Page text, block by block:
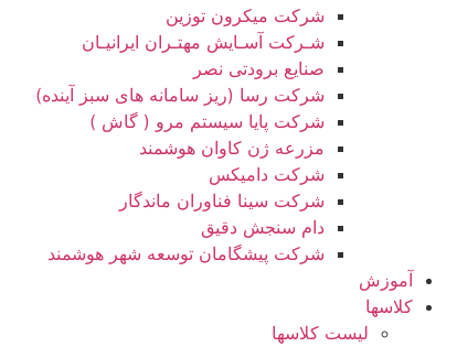
شرکت میکرون توزین
شـرکت آسـایش مهتـران ایرانیـان
صنایع برودتی نصر
شرکت رسا (ریز سامانه های سبز آینده)
شرکت پایا سیستم مرو ( گاش )
مزرعه ژن کاوان هوشمند
شرکت دامیکس
شرکت سینا فناوران ماندگار
دام سنجش دقیق
شرکت پیشگامان توسعه شهر هوشمند
آموزش
کلاسها
لیست کلاسها